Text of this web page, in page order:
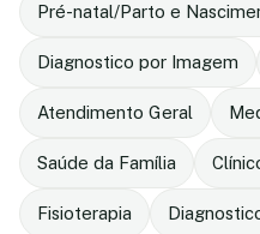
Pré-natal/Parto e
Diagnostico por Imagem
Atendimento Geral
Saúde da Família
Fisioterapia